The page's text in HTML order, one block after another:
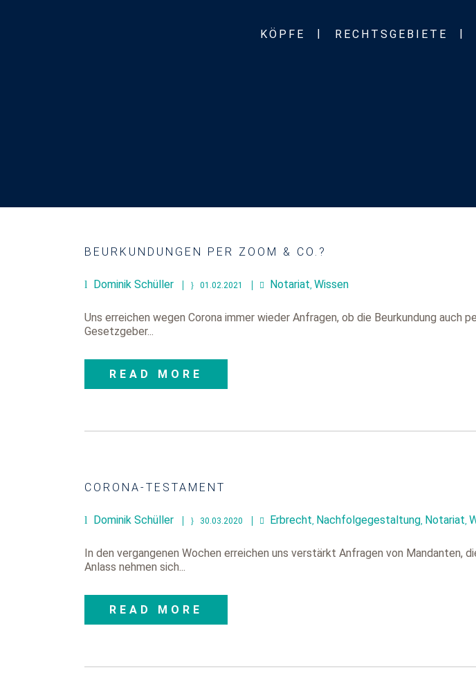
KÖPFE RECHTSGEBIETE
BEURKUNDUNGEN PER ZOOM & CO.?
Dominik Schüller 01.02.2021 Notariat, Wissen
Uns erreichen wegen Corona immer wieder Anfragen, ob die Beurkundung
Gesetzgeber...
READ MORE
CORONA-TESTAMENT
Dominik Schüller 30.03.2020 Erbrecht, Nachfolgegestaltung, Notariat,
In den vergangenen Wochen erreichen uns verstärkt Anfragen von Mandanten,
Anlass nehmen sich...
READ MORE